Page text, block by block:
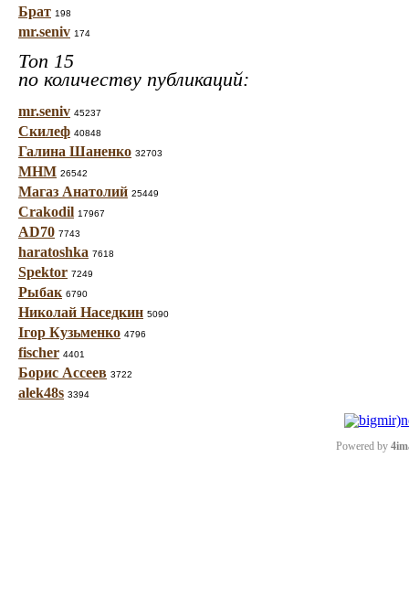
Брат 198
mr.seniv 174
Топ 15
по количеству публикаций:
mr.seniv 45237
Скилеф 40848
Галина Шаненко 32703
МНМ 26542
Магаз Анатолий 25449
Crakodil 17967
AD70 7743
haratoshka 7618
Spektor 7249
Рыбак 6790
Николай Наседкин 5090
Ігор Кузьменко 4796
fischer 4401
Борис Ассеев 3722
alek48s 3394
Powered by